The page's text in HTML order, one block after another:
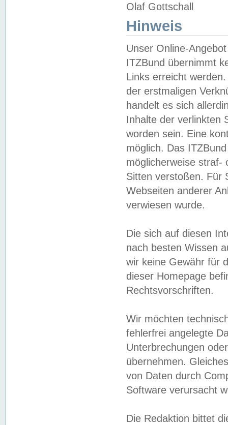
Olaf Gottschall
Hinweis
Unser Online-
ITZBund übernimmt
Links erreicht
der erstmaligen
handelt es sich
Inhalte der verlinkten
worden sein. Eine
möglich. Das
möglicherweise straf-
Sitten verstoßen. Für
Webseiten anderer
verwiesen wurde.
Die sich auf diesen
nach besten Wissen
wir keine Gewähr für
dieser Homepage
Rechtsvorschriften.
Wir möchten
fehlerfrei angelegte
Unterbrechungen
übernehmen.
von Daten durch
Software verursacht
Die Redaktion bittet